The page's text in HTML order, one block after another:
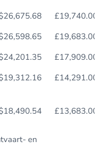
£19,740.00
£19,683.00
£17,909.00
£14,291.00
£13,683.00
en